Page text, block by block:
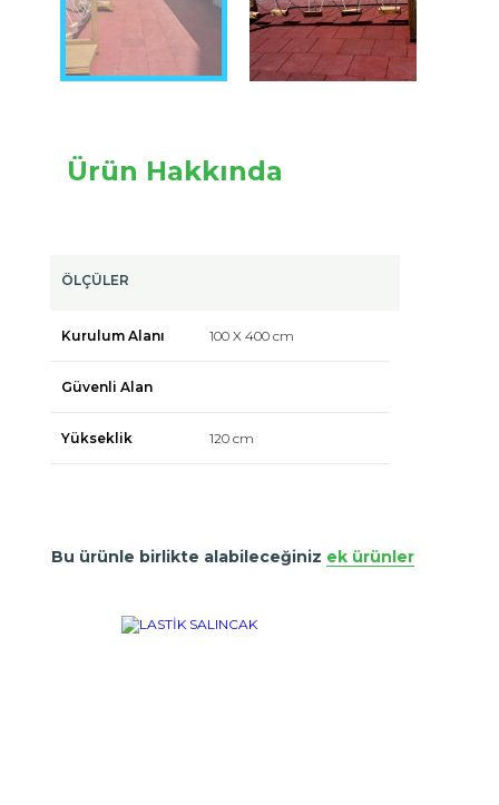
Ürün Hakkında
ÖLÇÜLER
Kurulum Alanı 100 X 400 cm
Güvenli Alan
Yükseklik 120 cm
Bu ürünle birlikte alabileceğiniz ek ürünler